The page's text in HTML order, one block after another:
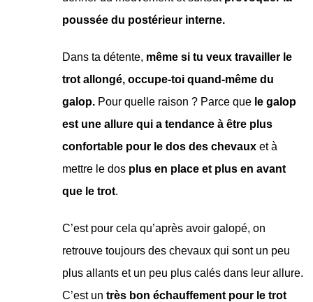
poussée du postérieur interne.
Dans ta détente, même si tu veux travailler le
trot allongé, occupe-toi quand-même du
galop. Pour quelle raison ? Parce que le galop
est une allure qui a tendance à être plus
confortable pour le dos des chevauxet à
mettre le dos plus en place et plus en avant
que le trot.
C’est pour cela qu’après avoir galopé, on
retrouve toujours des chevaux qui sont un peu
plus allants et un peu plus calés dans leur allure.
C’est un très bon échauffement pour le trot